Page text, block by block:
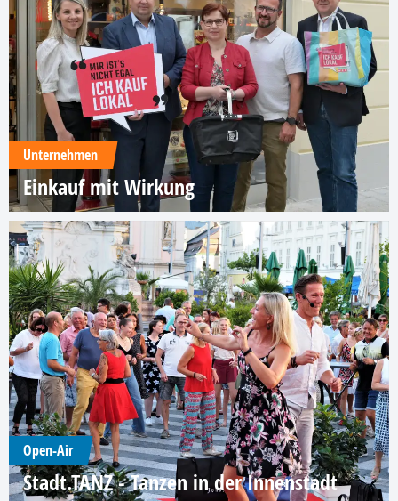
Unternehmen
Einkauf mit Wirkung
Open-Air
Stadt.TANZ - Tanzen in der Innenstadt